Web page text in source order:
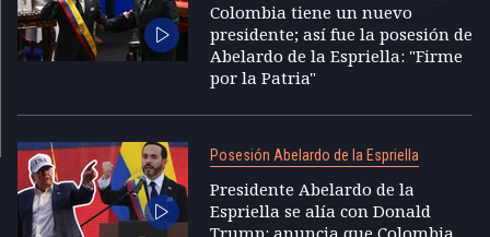
Colombia tiene un nuevo
presidente; así fue la posesión de
Abelardo de la Espriella: "Firme
por la Patria"
Posesión Abelardo de la Espriella
Presidente Abelardo de la
Espriella se alía con Donald